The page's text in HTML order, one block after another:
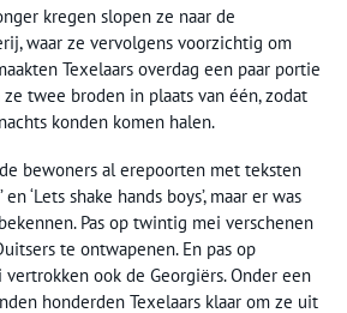
kregen slopen ze naar de
waar ze vervolgens voorzichtig om
Texelaars overdag een paar portie
twee broden in plaats van één, zodat
konden komen halen.
bewoners al erepoorten met teksten
‘Lets shake hands boys’, maar er was
Pas op twintig mei verschenen
te ontwapenen. En pas op
ook de Georgiërs. Onder een
honderden Texelaars klaar om ze uit